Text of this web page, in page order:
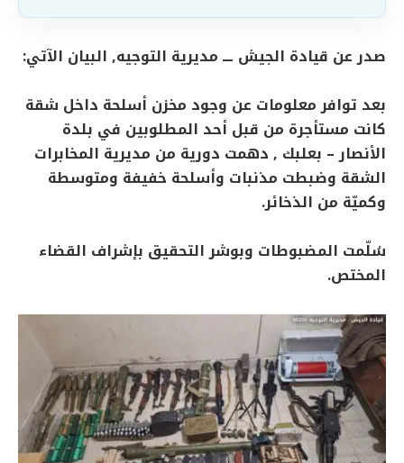
صدر عن قيادة الجيش ـــ مديرية التوجيه, البيان الآتي:
بعد توافر معلومات عن وجود مخزن أسلحة داخل شقة
كانت مستأجرة من قبل أحد المطلوبين في بلدة
الأنصار – بعلبك , دهمت دورية من مديرية المخابرات
الشقة وضبطت مذنبات وأسلحة خفيفة ومتوسطة
وكميّة من الذخائر.
سُلّمت المضبوطات وبوشر التحقيق بإشراف القضاء
المختص.